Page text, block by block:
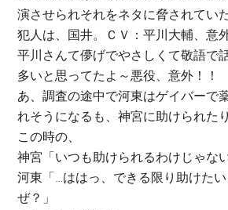
演させられそれをネタに脅されてい
犯人は、国井。ＣＶ：平川大輔、意
平川さんて儚げでやさしくて敬語で
多いと思ってたよ～悪役、意外！！
あ、調査の途中で河東はゲイバーで
れそうになるも、神宮に助けられた
この時の、
神宮「いつも助けられるわけじゃな
河東「…ははっ、できる限り助けた
ぜ？」